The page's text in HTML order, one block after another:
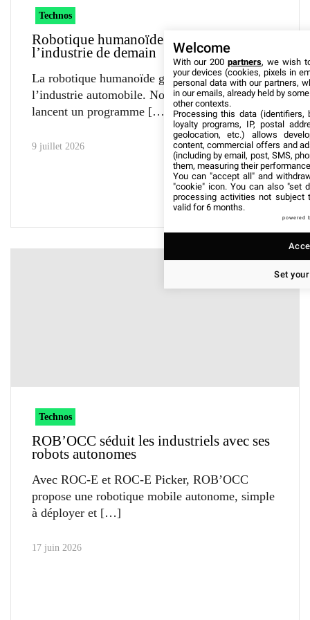
Technos
Robotique humanoïde : Novares prépare
l’industrie de demain
La robotique humanoïde gagne du terrain dans
l’industrie automobile. Novares et Innov8
lancent un programme
9 juillet 2026
Technos
ROB’OCC séduit les industriels avec ses
robots autonomes
Avec ROC-E et ROC-E Picker, ROB’OCC
propose une robotique mobile autonome, simple
à déployer et
17 juin 2026
Welcome
With our 200partners, we wish
your devices (cookies, pixels in
personal data with our partners,
in our emails, already held by
other contexts.
Processing this data (identifiers,
loyalty programs, IP, postal
geolocation, etc.) allows
content, commercial offers and
(including by email, post, SMS,
them, measuring their
You can "accept all" and
"cookie" icon. You can also "set
processing activities not subject
valid for 6 months.
powered
Set